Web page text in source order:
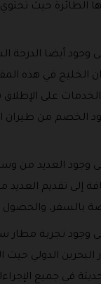
وجود أيضا الدرجة
الخليج في هذه
على الإطلاق
الخصم من طيران
وجود العديد من
إلى تقديم العديد
بالسفر،
وجود تجربة مطار
الدولي حيث
في جميع